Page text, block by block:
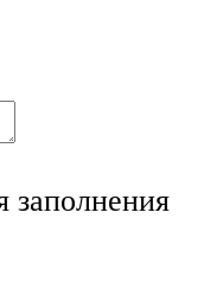
заполнения